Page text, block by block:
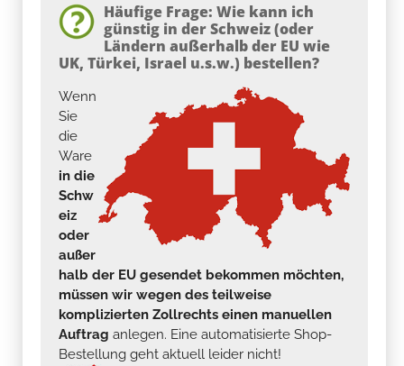
Häufige Frage: Wie kann ich
günstig in der Schweiz (oder
Ländern außerhalb der EU wie
UK, Türkei, Israel u.s.w.) bestellen?
Wenn
Sie
die
Ware
in die
Schw
eiz
oder
außer
halb der EU gesendet bekommen möchten,
müssen wir wegen des teilweise
komplizierten Zollrechts einen manuellen
Auftrag anlegen. Eine automatisierte Shop-
Bestellung geht aktuell leider nicht!